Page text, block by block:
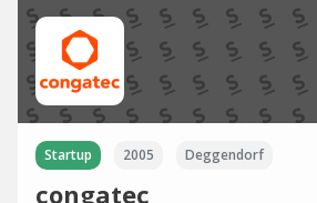
Startup 2005 Deggendorf
congatec